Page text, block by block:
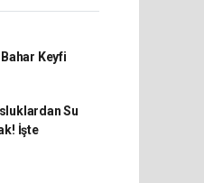
Keyfi
Su
İşte